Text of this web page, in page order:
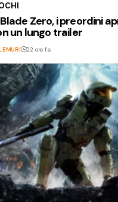
Zero, i preordini
un lungo trailer
22 ore fa